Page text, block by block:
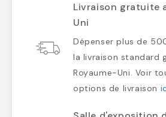
Livraison gratuite
Uni
Dépenser plus de
la livraison standard
Royaume-Uni. Voir
options de livraison